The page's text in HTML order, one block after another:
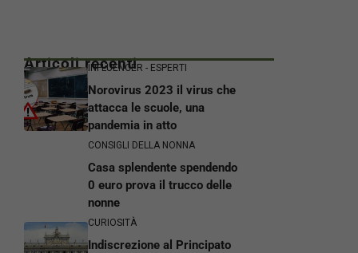
Articoli recentiINFLUENCER - ESPERTI
Norovirus 2023 il virus che
attacca le scuole, una
pandemia in atto
CONSIGLI DELLA NONNA
Casa splendente spendendo
0 euro prova il trucco delle
nonne
CURIOSITÀ
Indiscrezione al Principato